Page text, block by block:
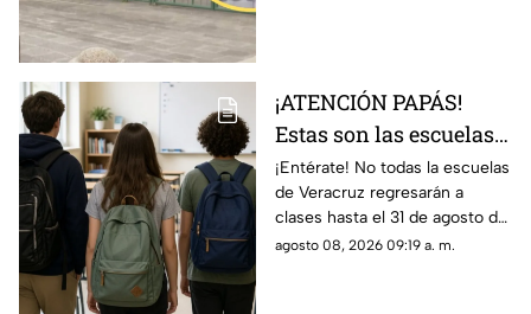
¡ATENCIÓN PAPÁS!
Estas son las escuelas
que NO REGRESARÁN a
CLASES este 31 de
agosto 2026 en
Veracruz
¡Entérate! No todas la escuelas
de Veracruz regresarán a
clases hasta el 31 de agosto del
2026; en TV Azteca Veracruz
agosto 08, 2026 09:19 a. m.